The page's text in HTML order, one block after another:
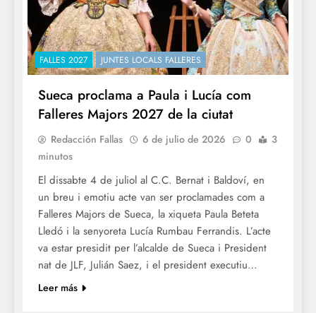
FALLES 2027 JUNTES LOCALS FALLERES
Sueca proclama a Paula i Lucía com
Falleres Majors 2027 de la ciutat
Redacción Fallas 6 de julio de 2026 0
3
minutos
El dissabte 4 de juliol al C.C. Bernat i Baldoví, en
un breu i emotiu acte van ser proclamades com a
Falleres Majors de Sueca, la xiqueta Paula Beteta
Lledó i la senyoreta Lucía Rumbau Ferrandis. L’acte
va estar presidit per l’alcalde de Sueca i President
nat de JLF, Julián Saez, i el president executiu…
Leer más